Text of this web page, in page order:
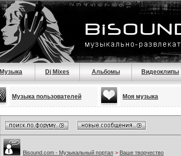
Музыка Dj Mixes Альбомы Видеоклипы
Музыка пользователей Моя музыка
Bisound.com - Музыкальный портал > Ваше творчество